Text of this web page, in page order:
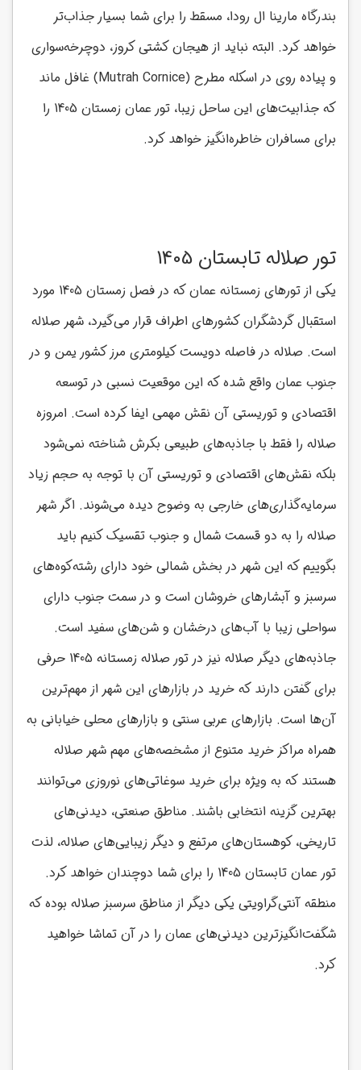
بندرگاه مارینا ال رودا، مسقط را برای شما بسیار جذاب‌تر
خواهد کرد. البته نباید از هیجان کشتی کروز، دوچرخه‌سواری
و پیاده روی در اسکله مطرح (Mutrah Cornice) غافل ماند
که جذابیت‌های این ساحل زیبا، تور عمان زمستان 1405 را
برای مسافران خاطره‌انگیز خواهد کرد.
تور صلاله تابستان 1405
یکی از تورهای زمستانه عمان که در فصل زمستان 1405 مورد
استقبال گردشگران کشورهای اطراف قرار می‌گیرد، شهر صلاله
است. صلاله در فاصله دویست کیلومتری مرز کشور یمن و در
جنوب عمان واقع شده که این موقعیت نسبی در توسعه
اقتصادی و توریستی آن نقش مهمی ایفا کرده است. امروزه
صلاله را فقط با جاذبه‌های طبیعی بکرش شناخته نمی‌شود
بلکه نقش‌های اقتصادی و توریستی آن با توجه به حجم زیاد
سرمایه‌گذاری‌های خارجی به وضوح دیده می‌شوند. اگر شهر
صلاله را به دو قسمت شمال و جنوب تقسیک کنیم باید
بگوییم که این شهر در بخش شمالی خود دارای رشته‌کوه‌های
سرسبز و آبشارهای خروشان است و در سمت جنوب دارای
سواحلی زیبا با آب‌های درخشان و شن‌های سفید است.
جاذبه‌های دیگر صلاله نیز در تور صلاله زمستانه 1405 حرفی
برای گفتن دارند که خرید در بازارهای این شهر از مهم‌ترین
آن‌ها است. بازارهای عربی سنتی و بازارهای محلی خیابانی به
همراه مراکز خرید متنوع از مشخصه‌های مهم شهر صلاله
هستند که به ویژه برای خرید سوغاتی‌های نوروزی می‌توانند
بهترین گزینه انتخابی باشند. مناطق صنعتی، دیدنی‌های
تاریخی، کوهستان‌های مرتفع و دیگر زیبایی‌های صلاله، لذت
تور عمان تابستان 1405 را برای
شما دوچندان خواهد کرد.
منطقه آنتی‌گراویتی یکی دیگر از مناطق سرسبز صلاله بوده که
شگفت‌انگیز‌ترین دیدنی‌های عمان را در آن تماشا خواهید
کرد.